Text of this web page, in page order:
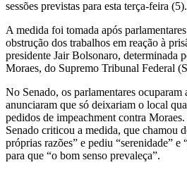
sessões previstas para esta terça-feira (5).
A medida foi tomada após
obstrução dos trabalhos em reação à
presidente Jair Bolsonaro, determinada
Moraes, do Supremo Tribunal Federal
No Senado, os parlamentares ocuparam
anunciaram que só deixariam o local
pedidos de impeachment contra
Senado criticou a medida, que chamou
próprias razões” e pediu “serenidade” e
para que “o bom senso prevaleça”.